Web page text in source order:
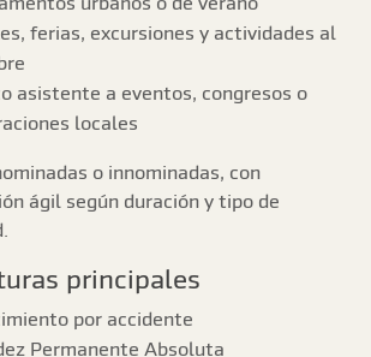
ferias, excursiones y actividades al
asistente a eventos, congresos o
locales
o innominadas, con
ágil según duración y tipo de
principales
por accidente
Permanente Absoluta